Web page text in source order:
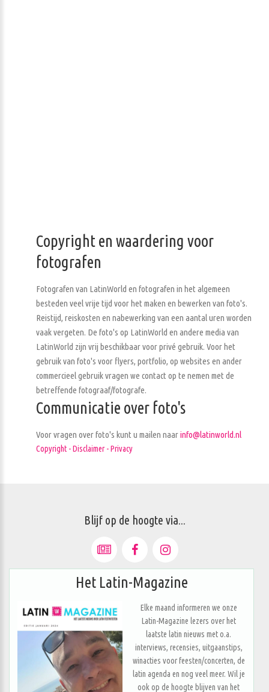
Copyright en waardering voor
fotografen
Fotografen van LatinWorld en fotografen in het algemeen
besteden veel vrije tijd voor het maken en bewerken van foto's.
Reistijd, reiskosten en nabewerking van een aantal uren worden
vaak vergeten. De foto's op LatinWorld en andere media van
LatinWorld zijn vrij beschikbaar voor privé gebruik. Voor het
gebruik van foto's voor flyers, portfolio, op websites en ander
commercieel gebruik vragen we contact op te nemen met de
betreffende fotograaf/fotografe.
Communicatie over foto's
Voor vragen over foto's kunt u mailen naarinfo@latinworld.nl
Copyright - Disclaimer - Privacy
Blijf op de hoogte via...
Het Latin-Magazine
Elke maand informeren we onze
Latin-Magazine lezers over het
laatste latin nieuws met o.a.
interviews, recensies, uitgaanstips,
winacties voor feesten/concerten, de
latin agenda en nog veel meer. Wil je
ook op de hoogte blijven van het